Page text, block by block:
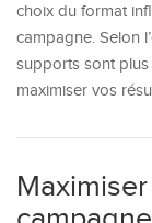
choix du format
campagne. Selon
supports sont plus
maximiser vos